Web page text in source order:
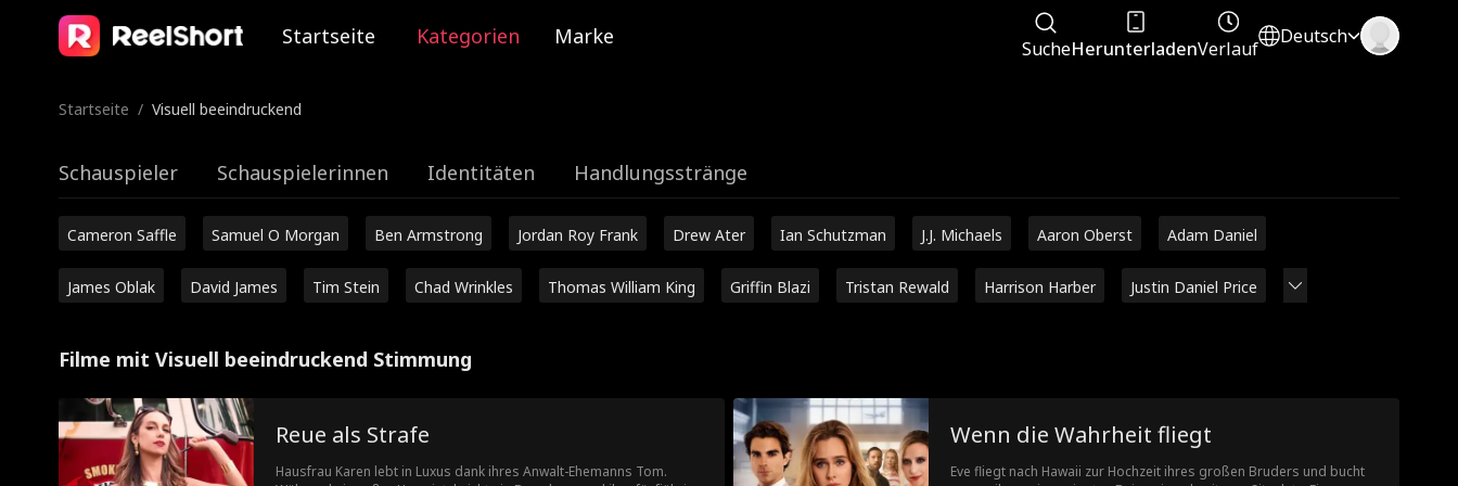
Startseite Kategorien Marke SucheHerunterladenVerlauf
Deutsch
Startseite / Visuell beeindruckend
Schauspieler Schauspielerinnen Identitäten Handlungsstränge
Cameron Saffle Samuel O Morgan Ben Armstrong Jordan Roy Frank Drew Ater Ian Schutzman J.J. Michaels Aaron Oberst Adam Daniel
James Oblak David James Tim Stein Chad Wrinkles Thomas William King Griffin Blazi Tristan Rewald Harrison Harber Justin Daniel Price
Filme mit Visuell beeindruckend Stimmung
Reue als Strafe
Hausfrau Karen lebt in Luxus dank ihres Anwalt-Ehemanns Tom.
Wenn die Wahrheit fliegt
Eve fliegt nach Hawaii zur Hochzeit ihres großen Bruders und bucht